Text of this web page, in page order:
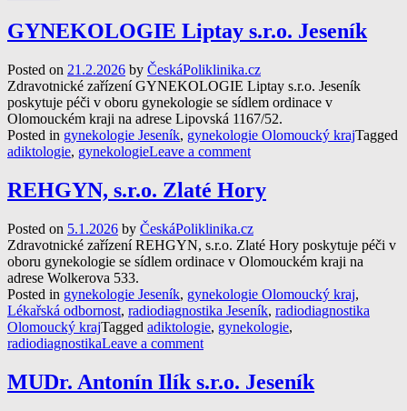
GYNEKOLOGIE Liptay s.r.o. Jeseník
Posted on 21.2.2026 by ČeskáPoliklinika.cz
Zdravotnické zařízení GYNEKOLOGIE Liptay s.r.o. Jeseník
poskytuje péči v oboru gynekologie se sídlem ordinace v
Olomouckém kraji na adrese Lipovská 1167/52.
Posted in gynekologie Jeseník, gynekologie Olomoucký krajTagged
adiktologie, gynekologieLeave a comment
REHGYN, s.r.o. Zlaté Hory
Posted on 5.1.2026 by ČeskáPoliklinika.cz
Zdravotnické zařízení REHGYN, s.r.o. Zlaté Hory poskytuje péči v
oboru gynekologie se sídlem ordinace v Olomouckém kraji na
adrese Wolkerova 533.
Posted in gynekologie Jeseník, gynekologie Olomoucký kraj,
Lékařská odbornost, radiodiagnostika Jeseník, radiodiagnostika
Olomoucký krajTagged adiktologie, gynekologie,
radiodiagnostikaLeave a comment
MUDr. Antonín Ilík s.r.o. Jeseník